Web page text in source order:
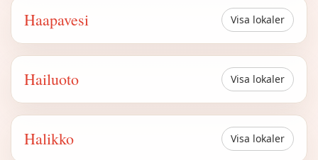
Haapavesi Visa lokaler
Hailuoto Visa lokaler
Halikko Visa lokaler